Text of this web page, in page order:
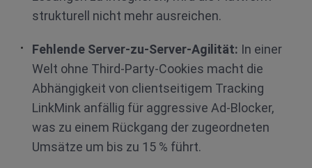
strukturell nicht mehr ausreichen.
Fehlende Server-zu-Server-Agilität: In einer
Welt ohne Third-Party-Cookies macht die
Abhängigkeit von clientseitigem Tracking
LinkMink anfällig für aggressive Ad-Blocker,
was zu einem Rückgang der zugeordneten
Umsätze um bis zu 15 % führt.